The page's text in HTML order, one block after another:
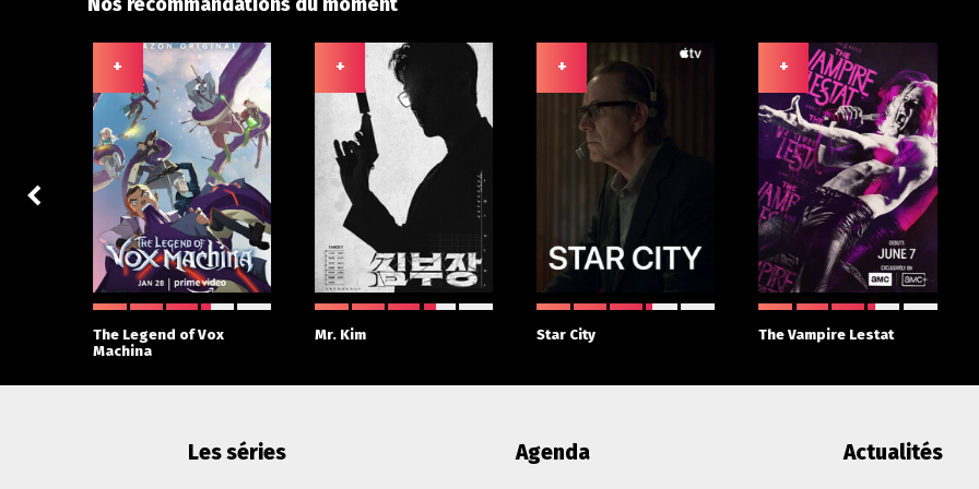
+
The Legend of Vox
Machina
+
Mr. Kim
+
Star City
+
The Vampire Lestat
Les séries Agenda Actualités